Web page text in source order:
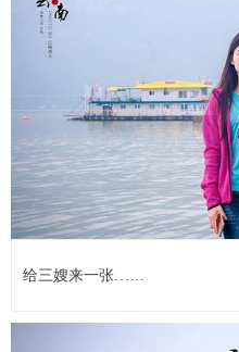
给三嫂来一张……